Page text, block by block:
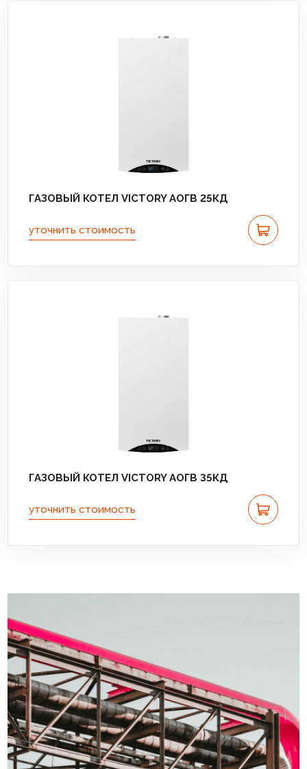
ГАЗОВЫЙ КОТЕЛ VICTORY АОГВ 25КД
уточнить стоимость
ГАЗОВЫЙ КОТЕЛ VICTORY АОГВ 35КД
уточнить стоимость